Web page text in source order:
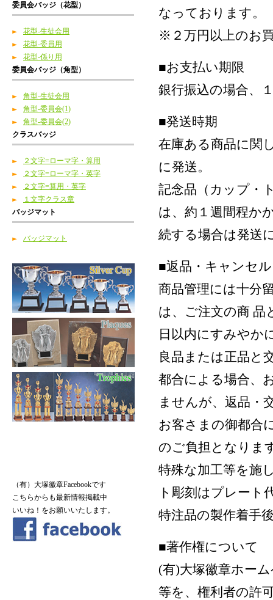
委員会バッジ（花型）
花型-生徒会用
花型-委員用
花型-係り用
委員会バッジ（角型）
角型-生徒会用
角型-委員会(1)
角型-委員会(2)
クラスバッジ
２文字=ローマ字・算用
２文字=ローマ字・英字
２文字=算用・英字
１文字クラス章
バッジマット
バッジマット
（有）大塚徽章Facebookです
こちらからも最新情報掲載中
いいね！をお願いいたします。
なっております。
※２万円以上のお
■お支払い期限
銀行振込の場合、
■発送時期
在庫ある商品に関
に発送。
記念品（カップ・
は、約１週間程か
続する場合は発送
■返品・キャンセ
商品管理には十分
は、ご注文の商 品
日以内にすみやか
良品または正品と
都合による場合、
ませんが、返品・
お客さまの御都合
のご負担となりま
特殊な加工等を施
ト彫刻はプレート
特注品の製作着手
■著作権について
(有)大塚徽章ホー
等を、権利者の許